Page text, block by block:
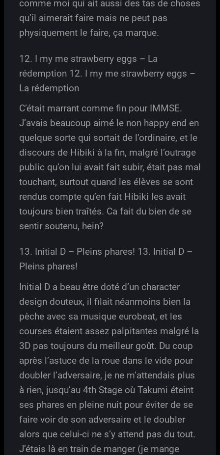
comme moi qui ait aussi des tas de choses
qu’il aimerait faire mais ne peut pas
physiquement le faire, ça marque.
12. I my me strawberry eggs – La
rédemption 12. I my me strawberry eggs –
La rédemption
C’était marrant comme fin pour IMMSE.
J’avais beaucoup aimé le non happy end en
quelque sorte qui sortait de l’ordinaire, et le
discours de Hibiki à la fin, malgré l’outrage
public qu’on lui avait fait subir, était pas mal
touchant, surtout quand les élèves se sont
rendus compte qu’en fait Hibiki les avait
toujours bien traîtés. Ca fait du bien de se
sentir soutenu, hein?
13. Initial D – Pleins phares! 13. Initial D –
Pleins phares!
Initial D a beau être doté d’un character
design douteux, il filait néanmoins bien la
pèche avec sa musique eurobeat, et les
courses étaient assez palpitantes malgré la
3D pas toujours du meilleur goût. Du coup
après l’astuce de la roue dans le vide pour
doubler l’adversaire, je ne m’attendais plus
à rien, jusqu’au 4th Stage où Takumi éteint
ses phares en pleine nuit pour éviter de se
faire voir de son adversaire et le doubler
alors que celui-ci ne s’y attend pas du tout.
J’étais là en train de manger (je mange